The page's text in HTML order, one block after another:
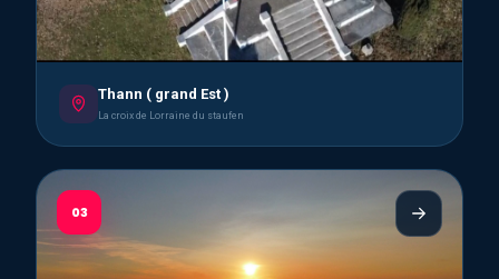
Thann ( grand Est )
La croix de Lorraine du staufen
03